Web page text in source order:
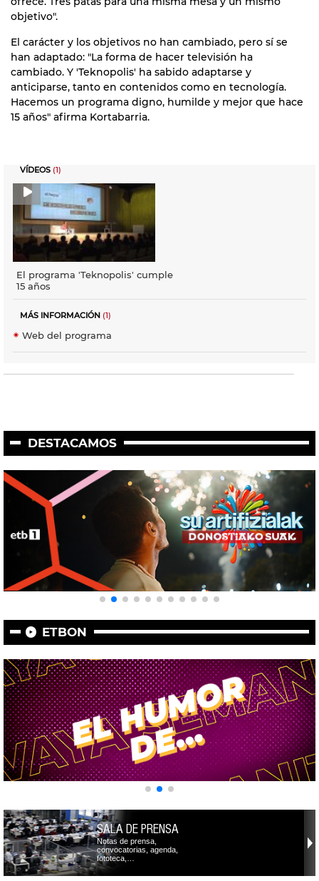
objetivo".
El carácter y los objetivos no han cambiado, pero sí se
han adaptado: "La forma de hacer televisión ha
cambiado. Y 'Teknopolis' ha sabido adaptarse y
anticiparse, tanto en contenidos como en tecnología.
Hacemos un programa digno, humilde y mejor que hace
15 años" afirma Kortabarria.
VÍDEOS (1)
El programa 'Teknopolis' cumple
15 años
MÁS INFORMACIÓN (1)
Web del programa
DESTACAMOS
ETBON
SALA DE PRENSA
Notas de prensa,
convocatorias, agenda,
fototeca,…